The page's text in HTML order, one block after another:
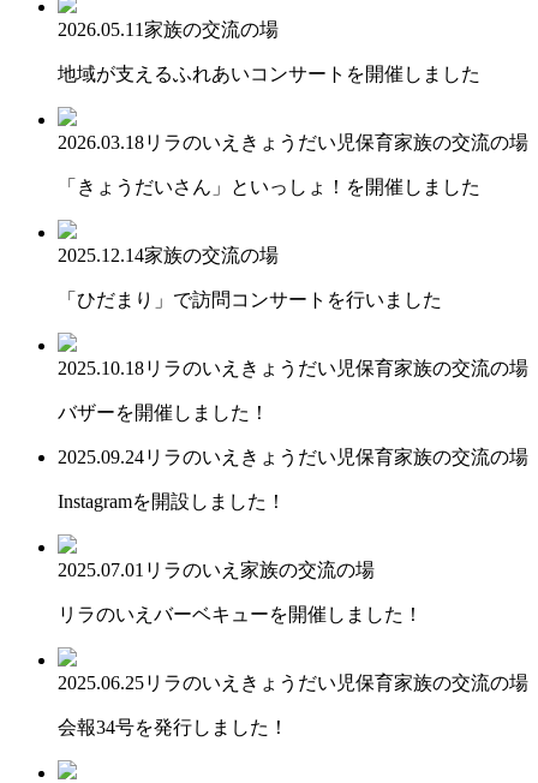
2026.05.11家族の交流の場
地域が支えるふれあいコンサートを開催しました
2026.03.18リラのいえ きょうだい児保育家族の交流の場
「きょうだいさん」といっしょ！を開催しました
2025.12.14家族の交流の場
「ひだまり」で訪問コンサートを行いました
2025.10.18リラのいえ きょうだい児保育家族の交流の場
バザーを開催しました！
2025.09.24リラのいえ きょうだい児保育家族の交流の場
Instagramを開設しました！
2025.07.01 リラのいえ 家族の交流の場
リラのいえバーベキューを開催しました！
2025.06.25リラのいえ きょうだい児保育家族の交流の場
会報34号を発行しました！